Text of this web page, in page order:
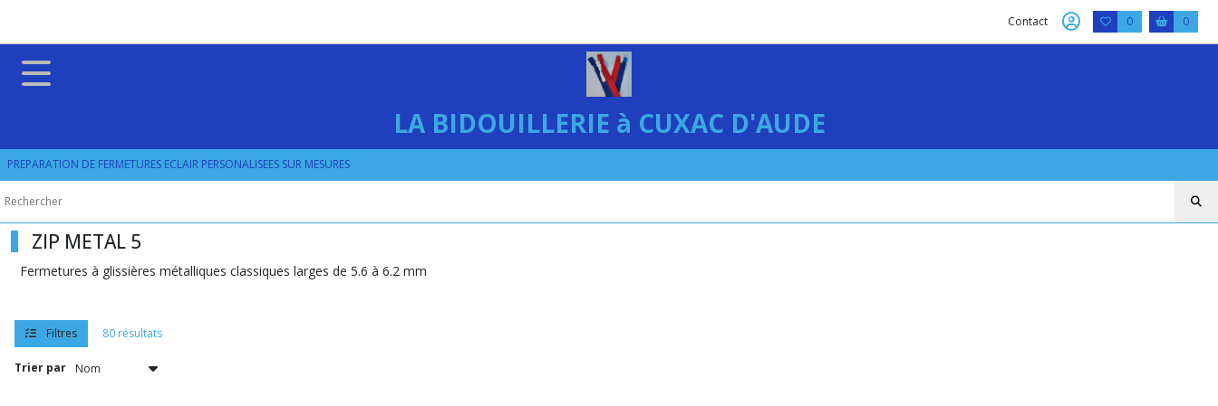
Contact 0 0
LA BIDOUILLERIE à CUXAC D'AUDE
PREPARATION DE FERMETURES ECLAIR PERSONALISEES SUR MESURES
ZIP METAL 5
Fermetures à glissières métalliques classiques larges de 5.6 à 6.2 mm
Filtres 80 résultats
Trier par
FILTRES
ZIP
METAL
ZIP
METAL
5
OPTIONS
(29)